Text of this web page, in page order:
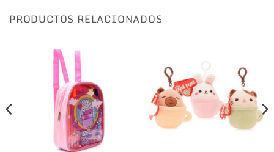
PRODUCTOS RELACIONADOS